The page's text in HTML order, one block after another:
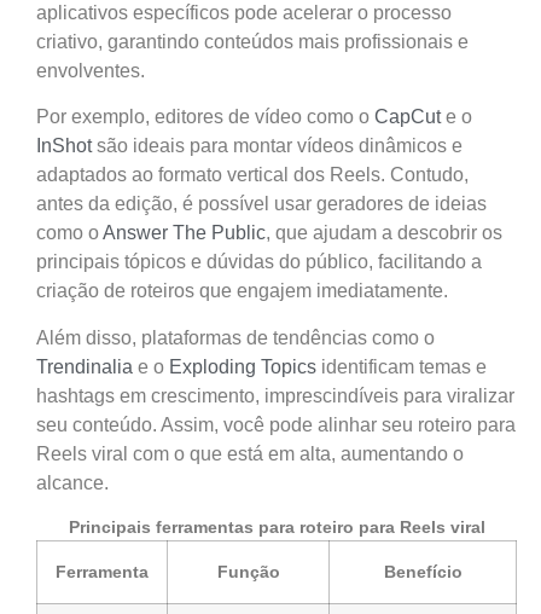
aplicativos específicos pode acelerar o processo
criativo, garantindo conteúdos mais profissionais e
envolventes.
Por exemplo, editores de vídeo como o CapCute o
InShotsão ideais para montar vídeos dinâmicos e
adaptados ao formato vertical dos Reels. Contudo,
antes da edição, é possível usar geradores de ideias
como oAnswer The Public, que ajudam a descobrir os
principais tópicos e dúvidas do público, facilitando a
criação de roteiros que engajem imediatamente.
Além disso, plataformas de tendências como o
Trendinalia e o Exploding Topics identificam temas e
hashtags em crescimento, imprescindíveis para viralizar
seu conteúdo. Assim, você pode alinhar seu roteiro para
Reels viral com o que está em alta, aumentando o
alcance.
Principais ferramentas para roteiro para Reels viral
Ferramenta Função Benefício